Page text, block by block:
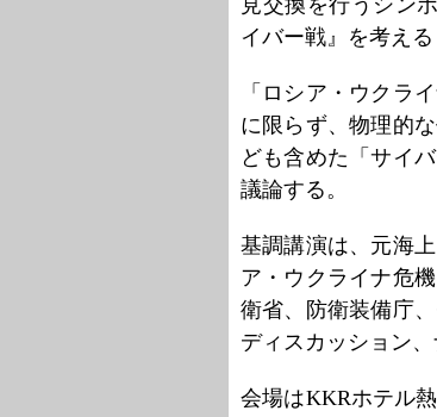
見交換を行うシン
イバー戦』を考える
「ロシア・ウクラ
に限らず、物理的
ども含めた「サイ
議論する。
基調講演は、元海
ア・ウクライナ危
衛省、防衛装備庁
ディスカッション
会場はKKRホテル